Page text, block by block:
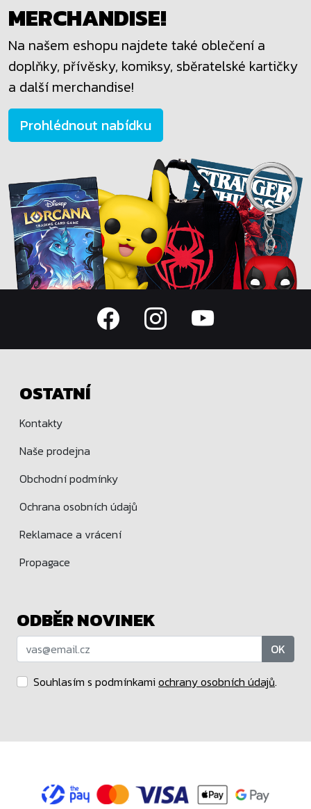
MERCHANDISE!
Na našem eshopu najdete také oblečení a
doplňky, přívěsky, komiksy, sběratelské kartičky
a další merchandise!
Prohlédnout nabídku
OSTATNÍ
Kontakty
Naše prodejna
Obchodní podmínky
Ochrana osobních údajů
Reklamace a vrácení
Propagace
ODBĚR NOVINEK
OK
Souhlasím s podmínkami ochrany osobních údajů.